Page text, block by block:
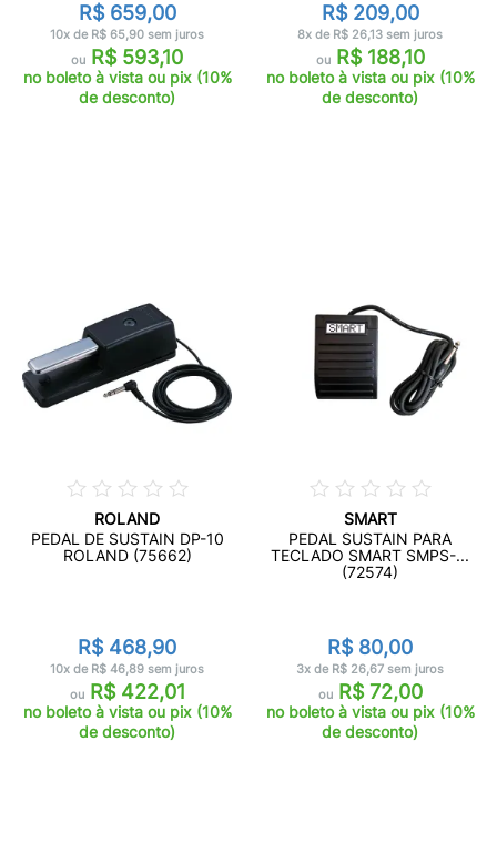
R$ 659,00
10x de R$ 65,90 sem juros
ou R$ 593,10
no boleto à vista ou pix (10%
de desconto)
R$ 209,00
8x de R$ 26,13 sem juros
ouR$ 188,10
no boleto à vista ou pix (10%
de desconto)
ROLAND
PEDAL DE SUSTAIN DP-10
ROLAND (75662)
R$ 468,90
10x de R$ 46,89 sem juros
ouR$ 422,01
no boleto à vista ou pix (10%
de desconto)
SMART
PEDAL SUSTAIN PARA
TECLADO SMART SMPS-...
(72574)
R$ 80,00
3x de R$ 26,67 sem juros
ouR$ 72,00
no boleto à vista ou pix (10%
de desconto)